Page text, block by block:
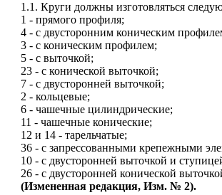
1.1 . Круги должны изготовляться
1 - прямого профиля;
4- с двусторонним коническим
3- с коническим профилем;
5- с выточкой;
23- с конической выточкой;
7- с двусторонней выточкой;
2 - кольцевые;
6- чашечные цилиндрические;
11 - чашечные конические;
12 и 14 - тарельчатые;
36- с запрессованными крепежными
10- с двусторонней выточкой и
26- с двусторонней конической
(Измененная редакция, Изм. № 2).